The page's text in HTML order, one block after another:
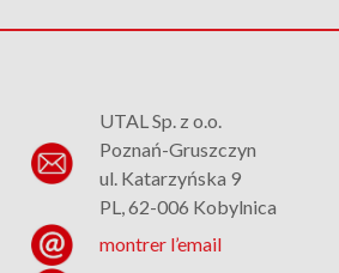
UTAL Sp. z o.o.
Poznań-Gruszczyn
ul. Katarzyńska 9
PL, 62-006 Kobylnica
montrer l’email